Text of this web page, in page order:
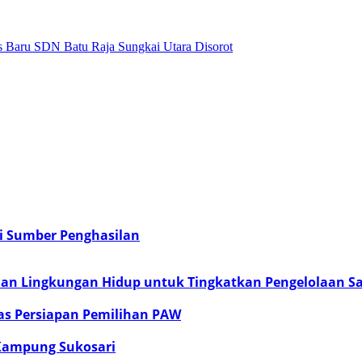
Baru SDN Batu Raja Sungkai Utara Disorot
Penghasilan
Lingkungan Hidup untuk Tingkatkan Pengelolaan
Persiapan Pemilihan PAW
Sukosari